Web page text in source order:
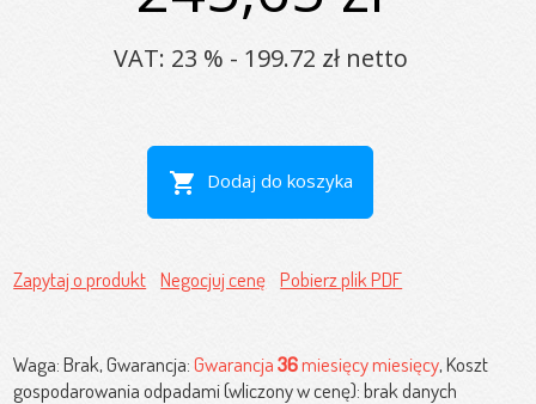
VAT: 23 % - 199.72 zł netto
shopping_cart Dodaj do koszyka
Zapytaj o produkt Negocjuj cenę Pobierz plik PDF
Waga: Brak, Gwarancja:Gwarancja36miesięcy miesięcy, Koszt
gospodarowania odpadami (wliczony w cenę): brak danych